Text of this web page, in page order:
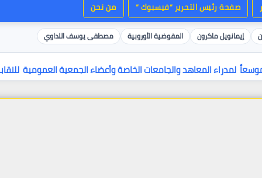
صفحة رئيس التحرير “فيسبوك “ من نحن
إيمانويل ماكرون المفوضية الأوروبية مصطفى يوسف اللداوي
موسعاً لمدراء المعاهد والجامعات الخاصة وأعضاء الجمعية العمومية